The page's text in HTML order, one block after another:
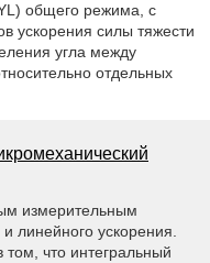
общего режима, с
ускорения силы тяжести
угла между
отдельных
измерительным
линейного ускорения.
что интегральный